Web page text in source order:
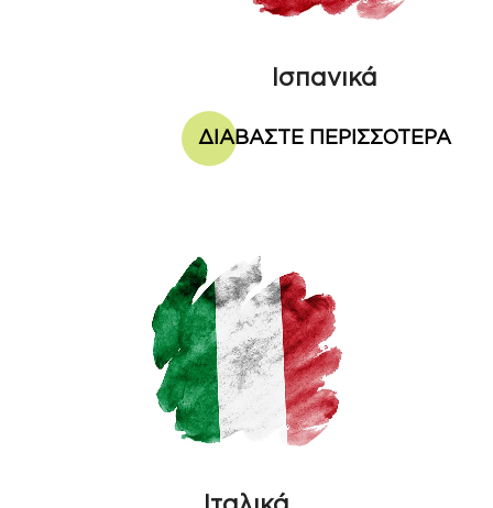
Ισπανικά
ΔΙΑΒΑΣΤΕ ΠΕΡΙΣΣΟΤΕΡΑ